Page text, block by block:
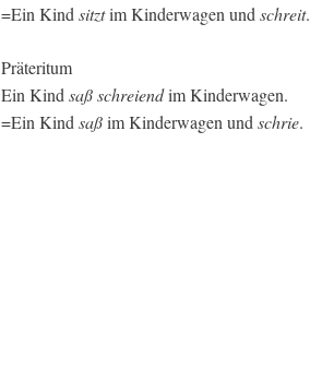
=Ein Kindsitztim Kinderwagen undschreit.
Präteritum
Ein Kindsaß schreiendim Kinderwagen.
=Ein Kindsaßim Kinderwagen undschrie.